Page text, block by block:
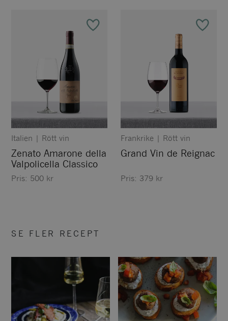
Italien | Rött vin
Zenato Amarone della
Valpolicella Classico
Pris: 500 kr
Frankrike | Rött vin
Grand Vin de Reignac
Pris: 379 kr
SE FLER RECEPT